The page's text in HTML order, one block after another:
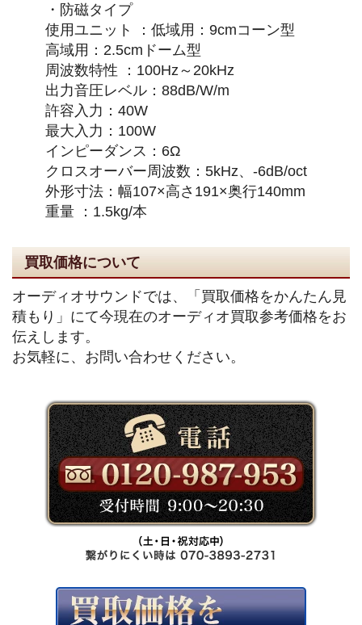
・防磁タイプ
使用ユニット ：低域用：9cmコーン型
高域用：2.5cmドーム型
周波数特性 ：100Hz～20kHz
出力音圧レベル：88dB/W/m
許容入力：40W
最大入力：100W
インピーダンス：6Ω
クロスオーバー周波数：5kHz、-6dB/oct
外形寸法：幅107×高さ191×奥行140mm
重量 ：1.5kg/本
買取価格について
オーディオサウンドでは、「買取価格をかんたん見
積もり」にて今現在のオーディオ買取参考価格をお
伝えします。
お気軽に、お問い合わせください。